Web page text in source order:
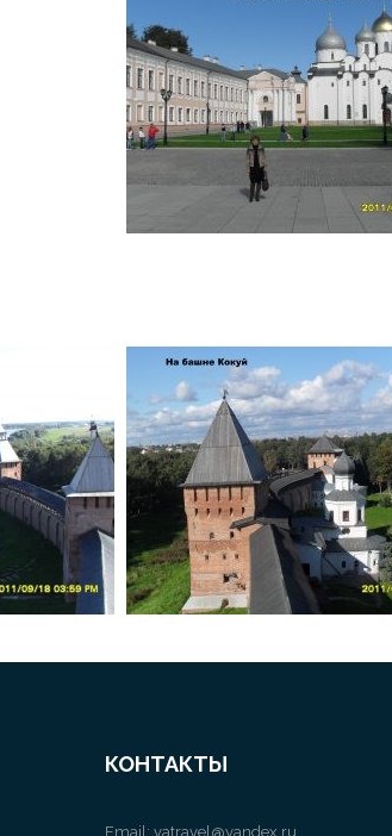
КОНТАКТЫ
Email: vatravel@yandex.ru